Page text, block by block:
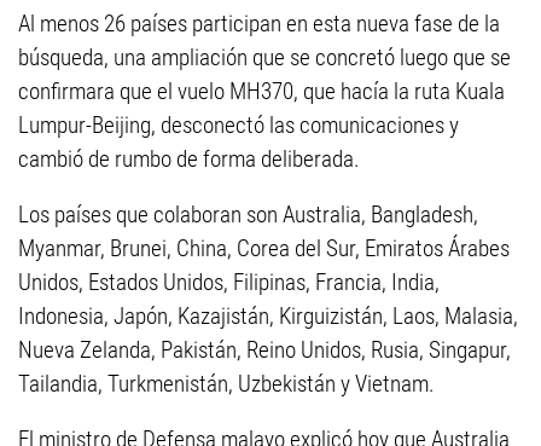
Al menos 26 países participan en esta nueva fase de la
búsqueda, una ampliación que se concretó luego que se
confirmara que el vuelo MH370, que hacía la ruta Kuala
Lumpur-Beijing, desconectó las comunicaciones y
cambió de rumbo de forma deliberada.
Los países que colaboran son Australia, Bangladesh,
Myanmar, Brunei, China, Corea del Sur, Emiratos Árabes
Unidos, Estados Unidos, Filipinas, Francia, India,
Indonesia, Japón, Kazajistán, Kirguizistán, Laos, Malasia,
Nueva Zelanda, Pakistán, Reino Unidos, Rusia, Singapur,
Tailandia, Turkmenistán, Uzbekistán y Vietnam.
El ministro de Defensa malayo explicó hoy que Australia